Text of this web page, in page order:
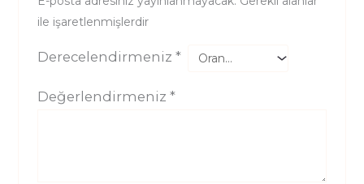
ile işaretlenmişlerdir
Derecelendirmeniz *
Değerlendirmeniz *